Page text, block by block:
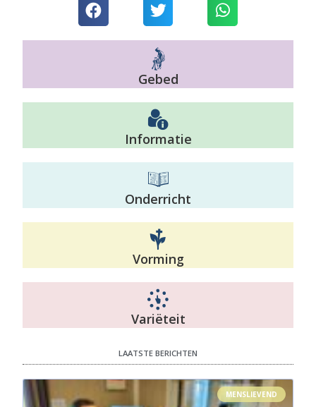
Gebed
Informatie
Onderricht
Vorming
Variëteit
LAATSTE BERICHTEN
MENSLIEVEND